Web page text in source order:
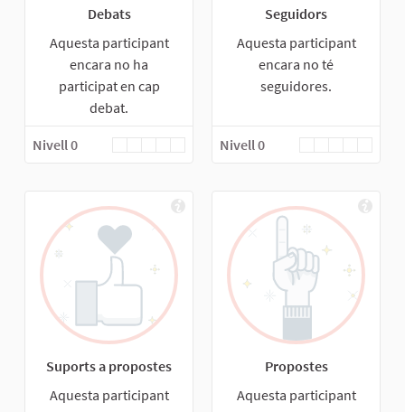
Debats
Aquesta participant
encara no ha
participat en cap
debat.
Nivell 0
Seguidors
Aquesta participant
encara no té
seguidores.
Nivell 0
Suports a propostes
Aquesta participant
Propostes
Aquesta participant